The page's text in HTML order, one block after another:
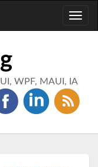
WPF, MAUI, IA